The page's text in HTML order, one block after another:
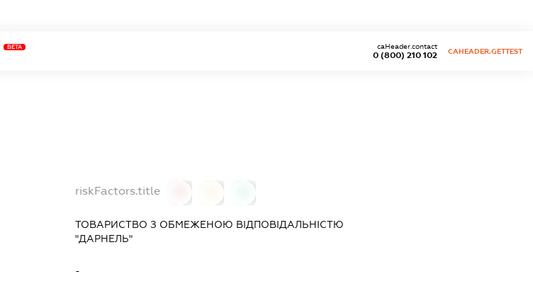
BETA
0 (800) 210 102
caHeader.contact
CAHEADER.GETTEST
riskFactors.title
ТОВАРИСТВО З ОБМЕЖЕНОЮ ВІДПОВІДАЛЬНІСТЮ
"ДАРНЕЛЬ"
-